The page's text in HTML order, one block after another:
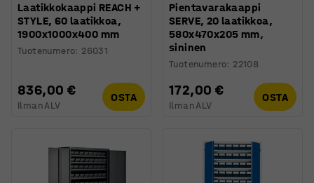
Laatikkokaappi REACH +
STYLE, 60 laatikkoa,
1900x1000x400 mm
Tuotenumero: 26031
836,00 €
Ilman ALV
OSTA
Pientavarakaappi
SERVE, 20 laatikkoa,
580x470x205 mm,
sininen
Tuotenumero: 22108
172,00 €
Ilman ALV
OSTA